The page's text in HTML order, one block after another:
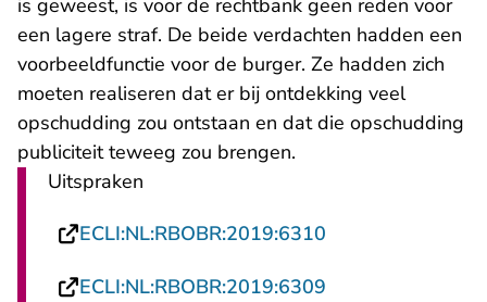
is geweest, is voor de rechtbank geen reden voor
een lagere straf. De beide verdachten hadden een
voorbeeldfunctie voor de burger. Ze hadden zich
moeten realiseren dat er bij ontdekking veel
opschudding zou ontstaan en dat die opschudding
publiciteit teweeg zou brengen.
Uitspraken
ECLI:NL:RBOBR:2019:6310
ECLI:NL:RBOBR:2019:6309